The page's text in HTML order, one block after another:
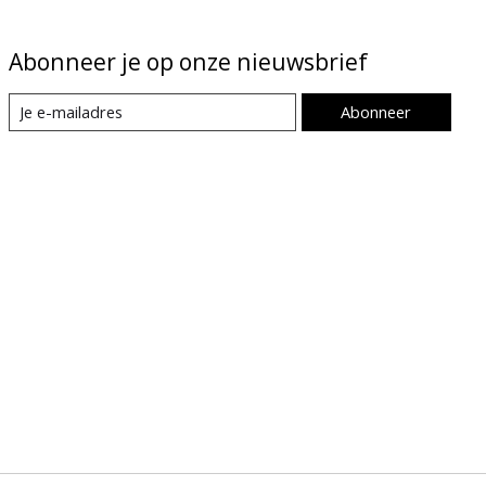
Abonneer je op onze nieuwsbrief
Abonneer